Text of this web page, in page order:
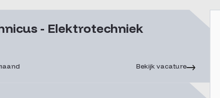
- Elektrotechniek
Bekijk vacature